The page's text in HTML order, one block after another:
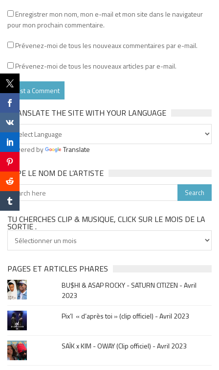
Enregistrer mon nom, mon e-mail et mon site dans le navigateur
pour mon prochain commentaire.
Prévenez-moi de tous les nouveaux commentaires par e-mail.
Prévenez-moi de tous les nouveaux articles par e-mail.
TRANSLATE THE SITE WITH YOUR LANGUAGE
Powered by Translate
TAPE LE NOM DE L’ARTISTE
TU CHERCHES CLIP & MUSIQUE, CLICK SUR LE MOIS DE LA
SORTIE .
cherches
&
musique,
click
sur
le
mois
de
la
sortie
PAGES ET ARTICLES PHARES
BU$HI & ASAP ROCKY - SATURN CITIZEN - Avril
2023
Pix’l « d’après toi » (clip officiel) - Avril 2023
SAÏK x KIM - OWAY (Clip officiel) - Avril 2023